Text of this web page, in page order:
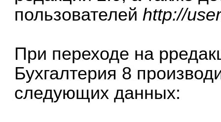
пользователейhttp://
При переходе на
Бухгалтерия 8
следующих данных: